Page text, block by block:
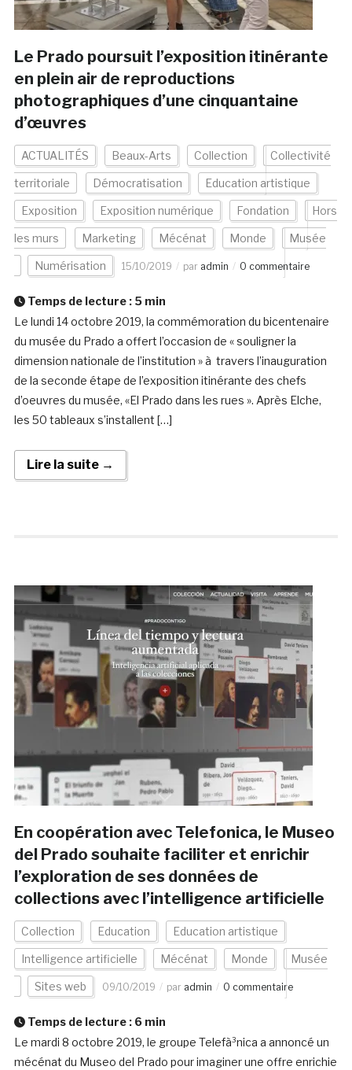
Le Prado poursuit l’exposition itinérante
en plein air de reproductions
photographiques d’une cinquantaine
d’œuvres
ACTUALITÉS Beaux-Arts Collection Collectivité
territoriale Démocratisation Education artistique
Exposition Exposition numérique Fondation Hors
les murs Marketing Mécénat Monde Musée
Numérisation 15/10/2019 par admin 0 commentaire
Temps de lecture : 5 min
Le lundi 14 octobre 2019, la commémoration du bicentenaire
du musée du Prado a offert l’occasion de « souligner la
dimension nationale de l’institution » à travers l’inauguration
de la seconde étape de l’exposition itinérante des chefs
d’oeuvres du musée, «El Prado dans les rues ». Après Elche,
les 50 tableaux s’installent […]
Lire la suite →
En coopération avec Telefonica, le Museo
del Prado souhaite faciliter et enrichir
l’exploration de ses données de
collections avec l’intelligence artificielle
Collection Education Education artistique
Intelligence artificielle Mécénat Monde Musée
Sites web 09/10/2019 par admin 0 commentaire
Temps de lecture : 6 min
Le mardi 8 octobre 2019, le groupe Telefà³nica a annoncé un
mécénat du Museo del Prado pour imaginer une offre enrichie